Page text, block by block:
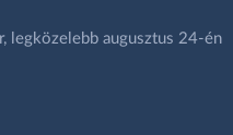
legközelebb augusztus 24-én